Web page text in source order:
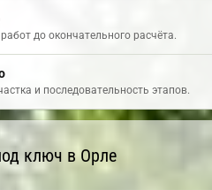
до окончательного расчёта.
и последовательность этапов.
ключ в Орле